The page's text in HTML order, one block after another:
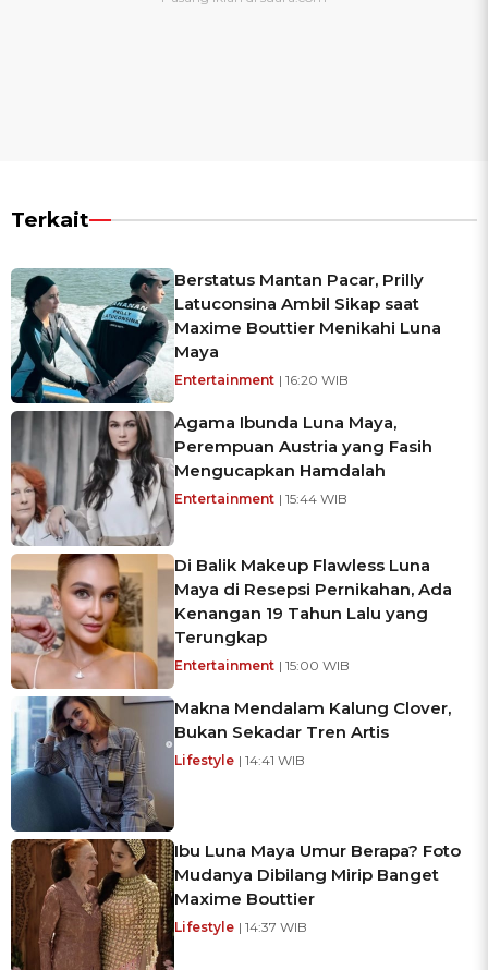
Terkait
Berstatus Mantan Pacar, Prilly
Latuconsina Ambil Sikap saat
Maxime Bouttier Menikahi Luna
Maya
Entertainment | 16:20 WIB
Agama Ibunda Luna Maya,
Perempuan Austria yang Fasih
Mengucapkan Hamdalah
Entertainment | 15:44 WIB
Di Balik Makeup Flawless Luna
Maya di Resepsi Pernikahan, Ada
Kenangan 19 Tahun Lalu yang
Terungkap
Entertainment | 15:00 WIB
Makna Mendalam Kalung Clover,
Bukan Sekadar Tren Artis
Lifestyle | 14:41 WIB
Ibu Luna Maya Umur Berapa? Foto
Mudanya Dibilang Mirip Banget
Maxime Bouttier
Lifestyle | 14:37 WIB